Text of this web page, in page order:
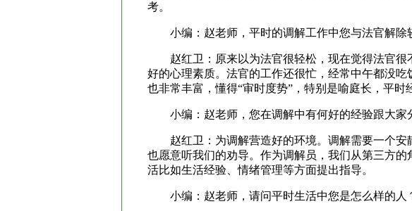
考。
小编：赵老师，平时的调解工作中您与法官解除
赵红卫：原来以为法官很轻松，现在觉得法官
好的心理素质。法官的工作还很忙，经常中午都没
也非常丰富，懂得“审时度势”，特别是喻庭长，平时
小编：赵老师，您在调解中有何好的经验跟大家
赵红卫：为调解营造好的环境。调解需要一个
也愿意听我们的劝导。作为调解员，我们从第三方
活比如生活经验、情绪管理等方面提出指导。
小编：赵老师，请问平时生活中您是怎么样的人